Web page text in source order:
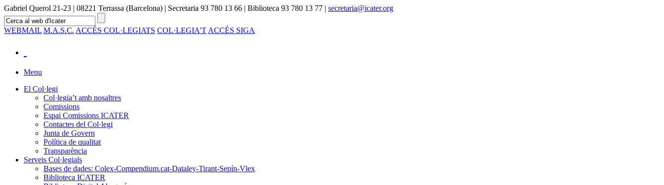
Gabriel Querol 21-23 | 08221 Terrassa (Barcelona) | Secretaria 93 780 13 66 | Biblioteca 93 780 13 77 | secretaria@icater.org
WEBMAIL M.A.S.C. ACCÉS COL·LEGIATS COL·LEGIA'T ACCÉS SIGA
Menu
El Col·legi
Col·legia’t amb nosaltres
Comissions
Espai Comissions ICATER
Contactes del Col·legi
Junta de Govern
Política de qualitat
Transparència
Serveis Col·legials
Bases de dades: Colex-Compendium.cat-Dataley-Tirant-Sepín-Vlex
Biblioteca ICATER